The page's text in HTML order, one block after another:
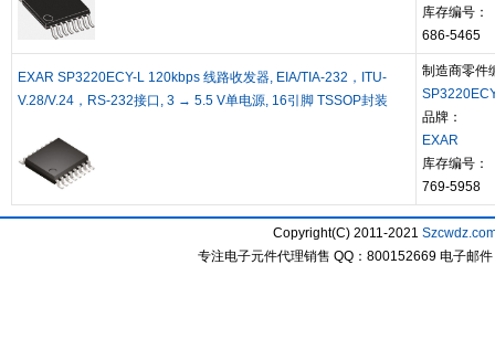
库存编号：
686-5465
EXAR SP3220ECY-L 120kbps 线路收发器, EIA/TIA-232，ITU-
V.28/V.24，RS-232接口, 3 → 5.5 V单电源, 16引脚 TSSOP封装
制造商零件
品牌：
EXAR
库存编号：
769-5958
Copyright(C) 2011-2021
专注电子元件代理销售 QQ：800152669 电子邮